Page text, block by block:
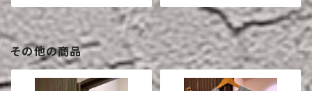
その他の商品